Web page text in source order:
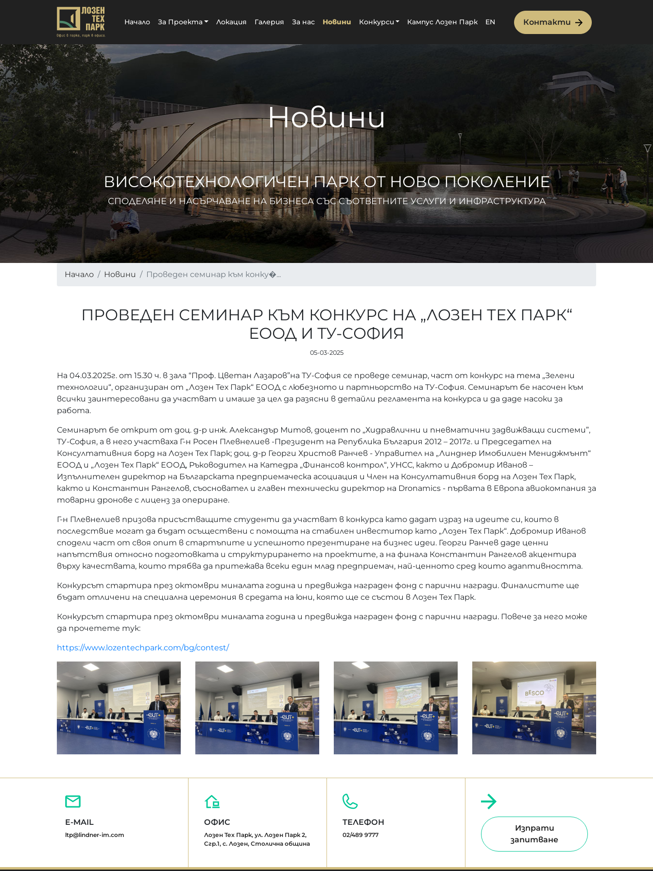
Начало За Проекта Локация Галерия За нас Новини Конкурси Кампус Лозен Парк EN Контакти
Новини
ВИСОКОТЕХНОЛОГИЧЕН ПАРК ОТ НОВО ПОКОЛЕНИЕ
СПОДЕЛЯНЕ И НАСЪРЧАВАНЕ НА БИЗНЕСA СЪС СЪОТВЕТНИТЕ УСЛУГИ И ИНФРАСТРУКТУРА
Начало Новини Проведен семинар към конку�...
ПРОВЕДЕН СЕМИНАР КЪМ КОНКУРС НА „ЛОЗЕН ТЕХ ПАРК“
ЕООД И ТУ-СОФИЯ
05-03-2025
На 04.03.2025г. от 15.30 ч. в зала “Проф. Цветан Лазаров”на ТУ-София се проведе семинар, част от конкурс на тема „Зелени
технологии“, организиран от „Лозен Тех Парк“ ЕООД с любезното и партньорство на ТУ-София. Семинарът бе насочен към
всички заинтересовани да участват и имаше за цел да разясни в детайли регламента на конкурса и да даде насоки за
работа.
Семинарът бе открит от доц. д-р инж. Александър Митов, доцент по „Хидравлични и пневматични задвижващи системи”,
ТУ-София, а в него участваха Г-н Росен Плевнелиев -Президент на Република България 2012 – 2017г. и Председател на
Консултативния борд на Лозен Тех Парк; доц. д-р Георги Христов Ранчев - Управител на „Линднер Имобилиен Мениджмънт“
ЕООД и „Лозен Тех Парк“ ЕООД, Ръководител на Катедра „Финансов контрол“, УНСС, както и Добромир Иванов –
Изпълнителен директор на Българската предприемаческа асоциация и Член на Консултативния борд на Лозен Тех Парк,
както и Константин Рангелов, съосновател и главен технически директор на Dronamics - първата в Европа авиокомпания за
товарни дронове с лиценз за опериране.
Г-н Плевнелиев призова присъстващите студенти да участват в конкурса като дадат израз на идеите си, които в
последствие могат да бъдат осъществени с помощта на стабилен инвеститор като „Лозен Тех Парк“. Добромир Иванов
сподели част от своя опит в стартъпите и успешното презентиране на бизнес идеи. Георги Ранчев даде ценни
напътствия относно подготовката и структурирането на проектите, а на финала Константин Рангелов акцентира
върху качествата, които трябва да притежава всеки един млад предприемач, най-ценното сред които адаптивността.
Конкурсът стартира през октомври миналата година и предвижда награден фонд с парични награди. Финалистите ще
бъдат отличени на специална церемония в средата на юни, която ще се състои в Лозен Тех Парк.
Конкурсът стартира през октомври миналата година и предвижда награден фонд с парични награди. Повече за него може
да прочетете тук:
https://www.lozentechpark.com/bg/contest/
E-MAIL
ltp@lindner-im.com
ОФИС
Лозен Тех Парк, ул. Лозен Парк 2,
Сгр.1, с. Лозен, Столична община
ТЕЛЕФОН
02/489 9777
Изпрати
запитване